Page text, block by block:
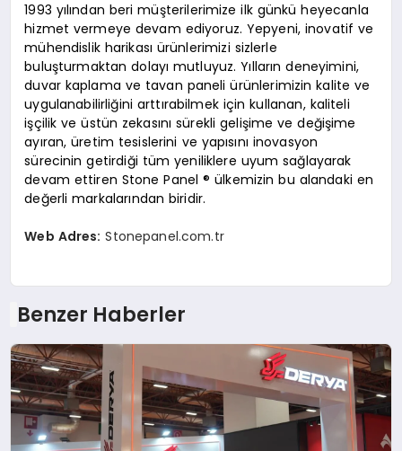
1993 yılından beri müşterilerimize ilk günkü heyecanla
hizmet vermeye devam ediyoruz. Yepyeni, inovatif ve
mühendislik harikası ürünlerimizi sizlerle
buluşturmaktan dolayı mutluyuz. Yılların deneyimini,
duvar kaplama ve tavan paneli ürünlerimizin kalite ve
uygulanabilirliğini arttırabilmek için kullanan, kaliteli
işçilik ve üstün zekasını sürekli gelişime ve değişime
ayıran, üretim tesislerini ve yapısını inovasyon
sürecinin getirdiği tüm yeniliklere uyum sağlayarak
devam ettiren Stone Panel ® ülkemizin bu alandaki en
değerli markalarından biridir.
Web Adres: Stonepanel.com.tr
Benzer Haberler